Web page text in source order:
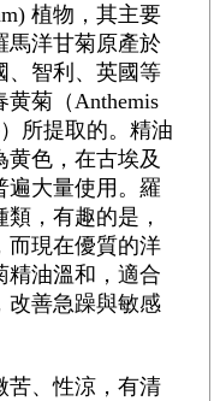
植物，其主要
馬洋甘菊原產於
、智利、英國等
菊（Anthemis
所提取的。精油
黄色，在古埃及
遍大量使用。羅
，有趣的是，
而現在優質的洋
精油溫和，適合
改善急躁與敏感
苦、性涼，有清